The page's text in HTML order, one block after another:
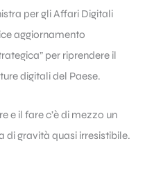
per gli Affari Digitali
aggiornamento
per riprendere il
digitali del Paese.
e il fare c’è di mezzo un
di gravità quasi irresistibile.